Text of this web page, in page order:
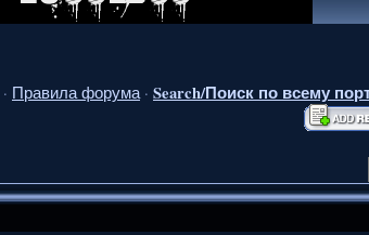
· Правила форума · Search/Поиск по всему